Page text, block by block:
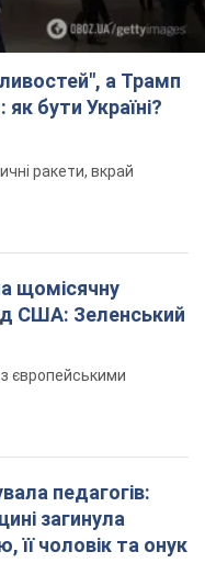
а Трамп
бути Україні?
ракети, вкрай
щомісячну
США: Зеленський
європейськими
педагогів:
загинула
її чоловік та онук